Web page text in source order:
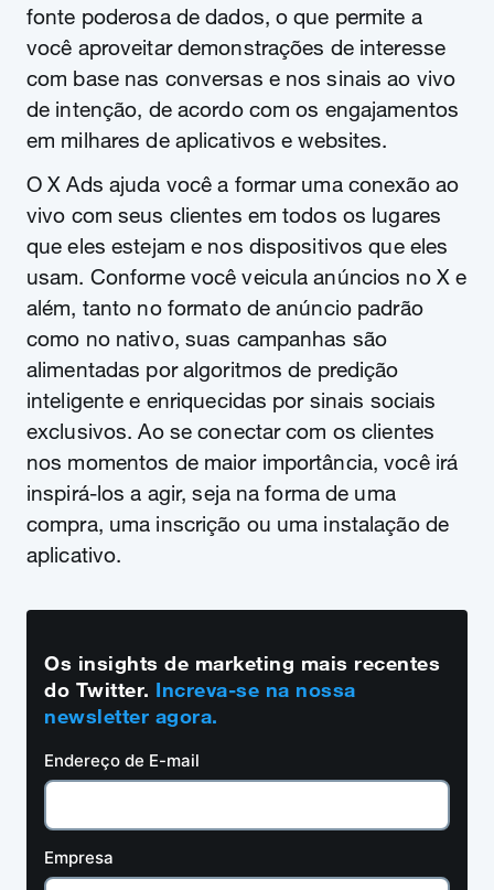
fonte poderosa de dados, o que permite a
você aproveitar demonstrações de interesse
com base nas conversas e nos sinais ao vivo
de intenção, de acordo com os engajamentos
em milhares de aplicativos e websites.
O X Ads ajuda você a formar uma conexão ao
vivo com seus clientes em todos os lugares
que eles estejam e nos dispositivos que eles
usam. Conforme você veicula anúncios no X e
além, tanto no formato de anúncio padrão
como no nativo, suas campanhas são
alimentadas por algoritmos de predição
inteligente e enriquecidas por sinais sociais
exclusivos. Ao se conectar com os clientes
nos momentos de maior importância, você irá
inspirá-los a agir, seja na forma de uma
compra, uma inscrição ou uma instalação de
aplicativo.
Os insights de marketing mais recentes
do Twitter. Increva-se na nossa
newsletter agora.
Endereço de E-mail
Empresa